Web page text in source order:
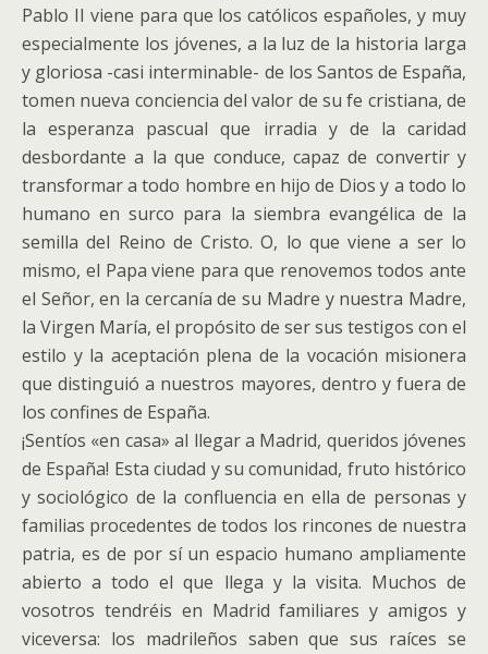
Pablo II viene para que los católicos españoles, y muy
especialmente los jóvenes, a la luz de la historia larga
y gloriosa -casi interminable- de los Santos de España,
tomen nueva conciencia del valor de su fe cristiana, de
la esperanza pascual que irradia y de la caridad
desbordante a la que conduce, capaz de convertir y
transformar a todo hombre en hijo de Dios y a todo lo
humano en surco para la siembra evangélica de la
semilla del Reino de Cristo. O, lo que viene a ser lo
mismo, el Papa viene para que renovemos todos ante
el Señor, en la cercanía de su Madre y nuestra Madre,
la Virgen María, el propósito de ser sus testigos con el
estilo y la aceptación plena de la vocación misionera
que distinguió a nuestros mayores, dentro y fuera de
los confines de España.
¡Sentíos «en casa» al llegar a Madrid, queridos jóvenes
de España! Esta ciudad y su comunidad, fruto histórico
y sociológico de la confluencia en ella de personas y
familias procedentes de todos los rincones de nuestra
patria, es de por sí un espacio humano ampliamente
abierto a todo el que llega y la visita. Muchos de
vosotros tendréis en Madrid familiares y amigos y
viceversa: los madrileños saben que sus raíces se